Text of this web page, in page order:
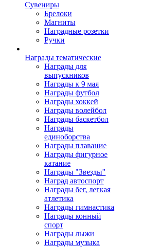
Сувениры
Брелоки
Магниты
Наградные розетки
Ручки
Награды тематические
Награды для
выпускников
Награды к 9 мая
Награды футбол
Награды хоккей
Награды волейбол
Награды баскетбол
Награды
единоборства
Награды плавание
Награды фигурное
катание
Награды "Звезды"
Наград автоспорт
Награды бег, легкая
атлетика
Награды гимнастика
Награды конный
спорт
Награды лыжи
Награды музыка